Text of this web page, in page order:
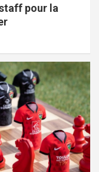
pour la